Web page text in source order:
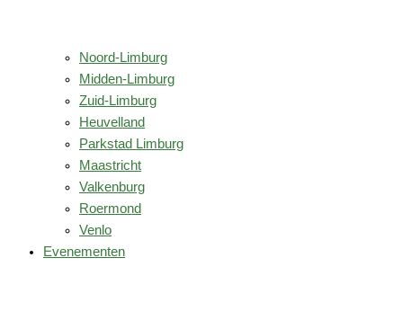
Noord-Limburg
Midden-Limburg
Zuid-Limburg
Heuvelland
Parkstad Limburg
Maastricht
Valkenburg
Roermond
Venlo
Evenementen